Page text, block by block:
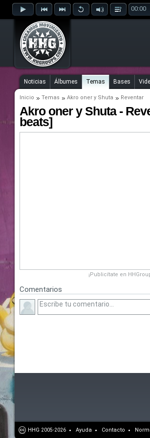
00:00
Noticias Álbumes Temas Bases
Inicio Temas Akro oner y Shuta Reventar
Akro oner y Shuta -
beats]
¡Publicítate en
Comentarios
HHG 2005-2026 Ayuda Contacto